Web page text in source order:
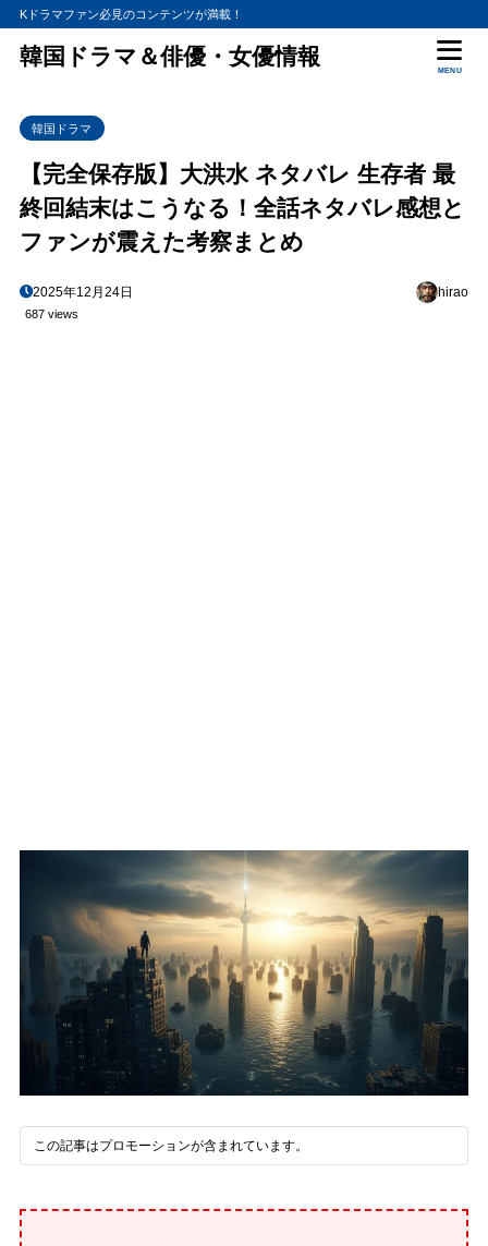
Kドラマファン必見のコンテンツが満載！
韓国ドラマ＆俳優・女優情報
MENU
韓国ドラマ
【完全保存版】大洪水 ネタバレ 生存者 最
終回結末はこうなる！全話ネタバレ感想と
ファンが震えた考察まとめ
2025年12月24日 hirao
687 views
この記事はプロモーションが含まれています。